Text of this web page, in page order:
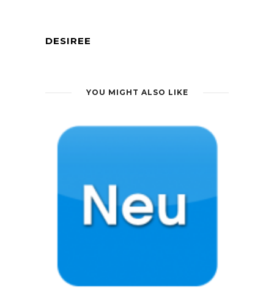
DESIREE
YOU MIGHT ALSO LIKE